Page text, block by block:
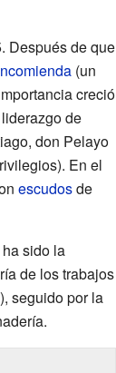
Después de que
(un
creció
de
don Pelayo
En el
escudosde
sido la
de los trabajos
), seguido por la